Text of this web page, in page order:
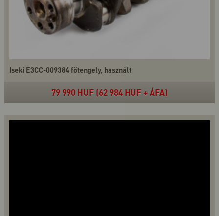
Iseki E3CC-009384 főtengely, használt
79 990 HUF (62 984 HUF + ÁFA)